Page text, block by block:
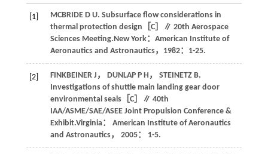
[1] MCBRIDE D U. Subsurface flow considerations in
thermal protection design［C］∥ 20th Aerospace
Sciences Meeting.New York：American Institute of
Aeronautics and Astronautics， 1982：1-25.
[2] FINKBEINER J ， DUNLAP P H ， STEINETZ B.
Investigations of shuttle main landing gear door
environmental seals［C］∥ 40th
IAA/ASME/SAE/ASEE Joint Propulsion Conference &
Exhibit.Virginia： American Institute of Aeronautics
and Astronautics， 2005： 1-5.